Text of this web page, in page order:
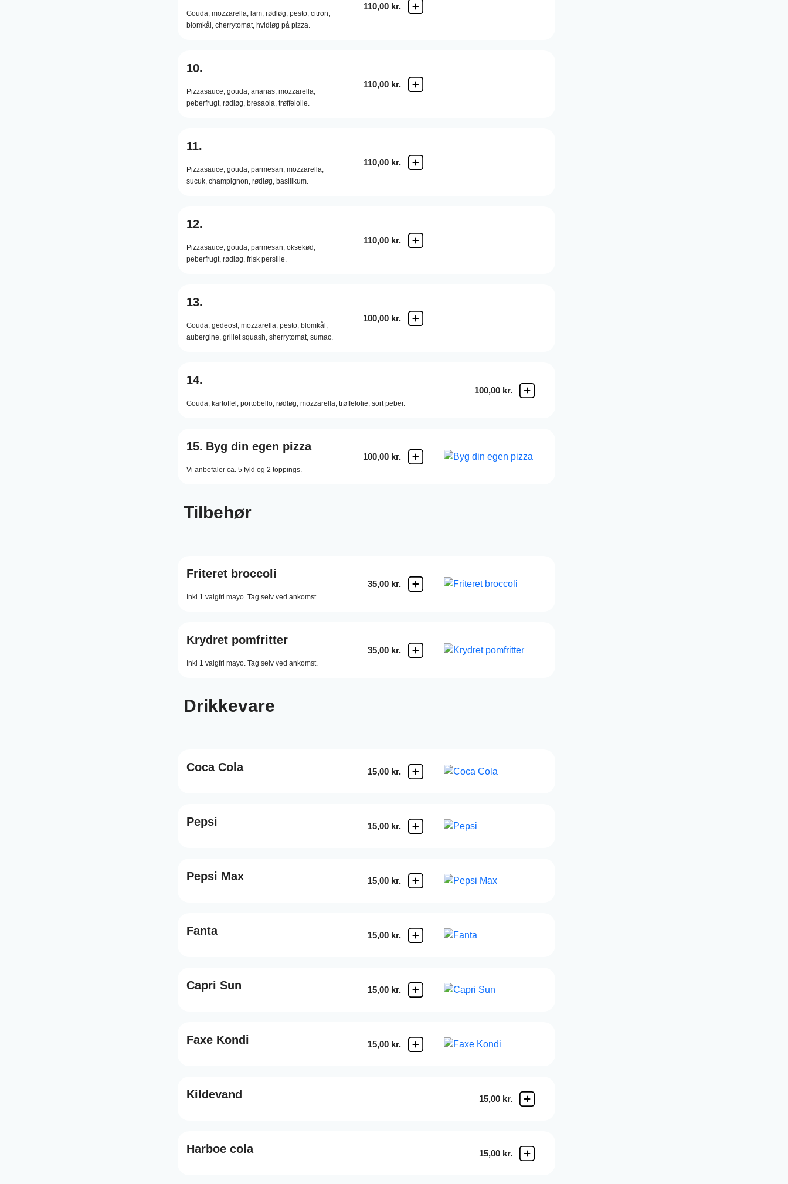
Gouda, mozzarella, lam, rødløg, pesto, citron,
blomkål, cherrytomat, hvidløg på pizza.
110,00 kr.
10.
Pizzasauce, gouda, ananas, mozzarella,
peberfrugt, rødløg, bresaola, trøffelolie.
110,00 kr.
11.
Pizzasauce, gouda, parmesan, mozzarella,
sucuk, champignon, rødløg, basilikum.
110,00 kr.
12.
Pizzasauce, gouda, parmesan, oksekød,
peberfrugt, rødløg, frisk persille.
110,00 kr.
13.
Gouda, gedeost, mozzarella, pesto, blomkål,
aubergine, grillet squash, sherrytomat, sumac.
100,00 kr.
14.
Gouda, kartoffel, portobello, rødløg, mozzarella, trøffelolie, sort peber.
100,00 kr.
15. Byg din egen pizza
Vi anbefaler ca. 5 fyld og 2 toppings.
100,00 kr.
Tilbehør
Friteret broccoli
Inkl 1 valgfri mayo. Tag selv ved ankomst.
35,00 kr.
Krydret pomfritter
Inkl 1 valgfri mayo. Tag selv ved ankomst.
35,00 kr.
Drikkevare
Coca Cola 15,00 kr.
Pepsi 15,00 kr.
Pepsi Max 15,00 kr.
Fanta 15,00 kr.
Capri Sun 15,00 kr.
Faxe Kondi 15,00 kr.
Kildevand 15,00 kr.
Harboe cola 15,00 kr.